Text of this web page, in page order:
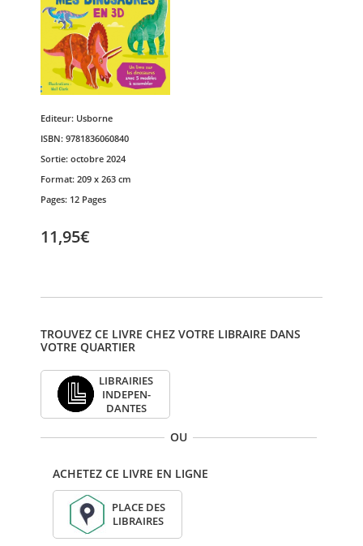
Editeur: Usborne
ISBN: 9781836060840
Sortie: octobre 2024
Format: 209 x 263 cm
Pages: 12 Pages
11,95€
TROUVEZ CE LIVRE CHEZ VOTRE LIBRAIRE DANS
VOTRE QUARTIER
LIBRAI­RIES
INDE­PEN­
DANTES
OU
ACHETEZ CE LIVRE EN LIGNE
PLACE DES
LIBRAIRES